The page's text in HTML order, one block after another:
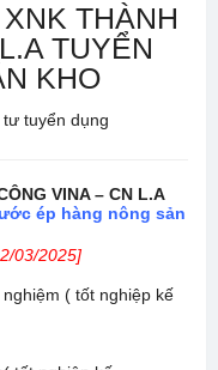
THÀNH
TUYỂN
KHO
tuyển dụng
VINA – CN L.A
ép hàng nông sản
03/2025]
( tốt nghiệp kế